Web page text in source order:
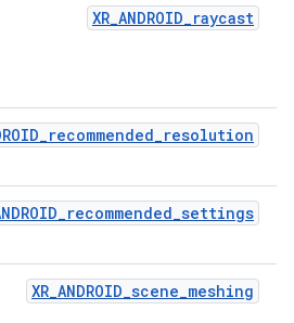
XR_ANDROID_raycast
XR_ANDROID_scene_meshing